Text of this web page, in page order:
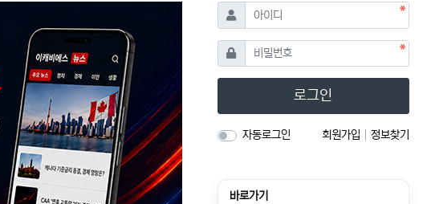
아이디 필수
비밀번호필수
로그인
자동로그인 회원가입 정보찾기
바로가기